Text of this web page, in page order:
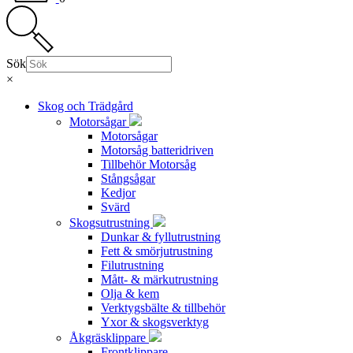
Sök
×
Skog och Trädgård
Motorsågar
Motorsågar
Motorsåg batteridriven
Tillbehör Motorsåg
Stångsågar
Kedjor
Svärd
Skogsutrustning
Dunkar & fyllutrustning
Fett & smörjutrustning
Filutrustning
Mått- & märkutrustning
Olja & kem
Verktygsbälte & tillbehör
Yxor & skogsverktyg
Åkgräsklippare